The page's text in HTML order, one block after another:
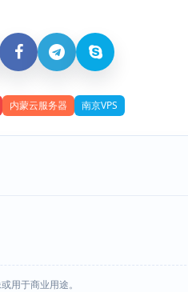
内蒙云服务器 南京VPS
用于商业用途。